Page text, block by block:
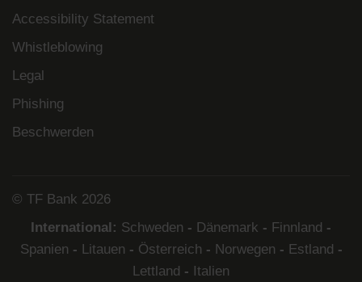
Accessibility Statement
Whistleblowing
Legal
Phishing
Beschwerden
© TF Bank 2026
International: Schweden - Dänemark - Finnland -
Spanien - Litauen - Österreich - Norwegen - Estland -
Lettland - Italien